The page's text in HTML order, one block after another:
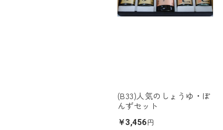
(B33)人気のしょうゆ・ぽ
んずセット
￥3,456円